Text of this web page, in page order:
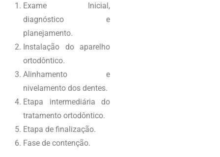
Exame Inicial,
diagnóstico e
planejamento.
Instalação do aparelho
ortodôntico.
Alinhamento e
nivelamento dos dentes.
Etapa intermediária do
tratamento ortodôntico.
Etapa de finalização.
Fase de contenção.